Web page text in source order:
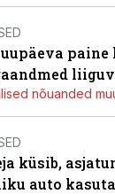
paine
nõuanded
küsib,
auto